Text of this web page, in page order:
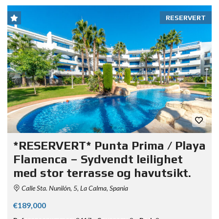
RESERVERT
*RESERVERT* Punta Prima / Playa
Flamenca – Sydvendt leilighet
med stor terrasse og havutsikt.
Calle Sta. Nunilón, 5, La Calma, Spania
€189,000